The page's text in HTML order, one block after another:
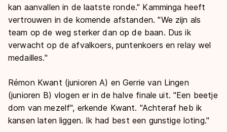
kan aanvallen in de laatste ronde." Kamminga heeft
vertrouwen in de komende afstanden. "We zijn als
team op de weg sterker dan op de baan. Dus ik
verwacht op de afvalkoers, puntenkoers en relay wel
medailles."
Rémon Kwant (junioren A) en Gerrie van Lingen
(junioren B) vlogen er in de halve finale uit. "Een beetje
dom van mezelf", erkende Kwant. "Achteraf heb ik
kansen laten liggen. Ik had best een gunstige loting."